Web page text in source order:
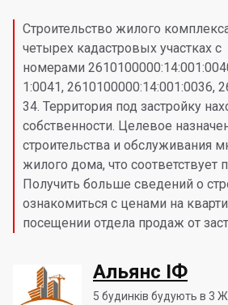
Строительство жилого
четырех кадастровых участках с
номерами
1:0041, 2610100000:14:001:0036,
34. Территория под застройку
собственности. Целевое
строительства и обслуживания
жилого дома, что соответствует
Получить больше сведений о
ознакомиться с ценами на
посещении отдела продаж от
Альянс ІФ
5 будинків будують в 3